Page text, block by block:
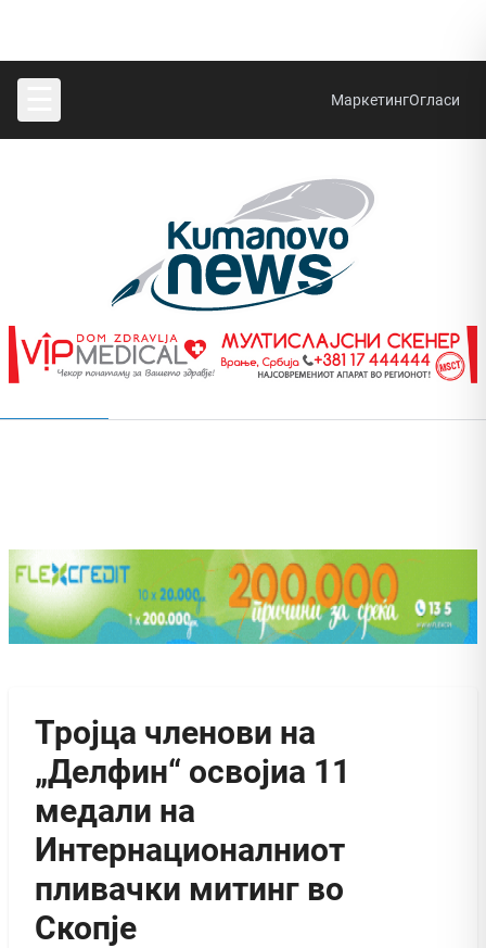
МаркетингОгласи
Тројца членови на
„Делфин“ освоjиа 11
медали на
Интернационалниот
пливачки митинг во
Скопје